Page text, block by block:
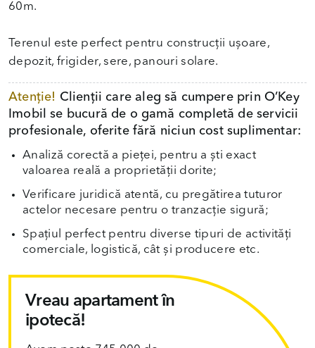
60m.
Terenul este perfect pentru construcții ușoare,
depozit, frigider, sere, panouri solare.
Atenție! Clienții care aleg să cumpere prin O’Key
Imobil se bucură de o gamă completă de servicii
profesionale, oferite fără niciun cost suplimentar:
Analiză corectă a pieței, pentru a ști exact
valoarea reală a proprietății dorite;
Verificare juridică atentă, cu pregătirea tuturor
actelor necesare pentru o tranzacție sigură;
Spațiul perfect pentru diverse tipuri de activități
comerciale, logistică, cât și producere etc.
Vreau apartament în
ipotecă!